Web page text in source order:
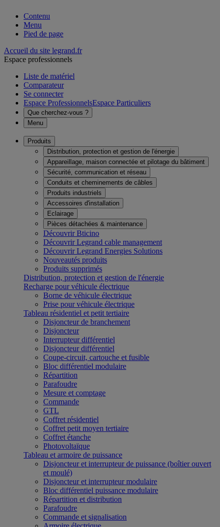
Contenu
Menu
Pied de page
Accueil du site legrand.fr
Espace professionnels
Liste de matériel
Comparateur
Se connecter
Espace ProfessionnelsEspace Particuliers
Que cherchez-vous ?
Menu
Produits
Distribution, protection et gestion de l'énergie
Appareillage, maison connectée et pilotage du bâtiment
Sécurité, communication et réseau
Conduits et cheminements de câbles
Produits industriels
Accessoires d'installation
Eclairage
Pièces détachées & maintenance
Découvrir Bticino
Découvrir Legrand cable management
Découvrir Legrand Energies Solutions
Nouveautés produits
Produits supprimés
Distribution, protection et gestion de l'énergie
Recharge pour véhicule électrique
Borne de véhicule électrique
Prise pour véhicule électrique
Tableau résidentiel et petit tertiaire
Disjoncteur de branchement
Disjoncteur
Interrupteur différentiel
Disjoncteur différentiel
Coupe-circuit, cartouche et fusible
Bloc différentiel modulaire
Répartition
Parafoudre
Mesure et comptage
Commande
GTL
Coffret résidentiel
Coffret petit moyen tertiaire
Coffret étanche
Photovoltaïque
Tableau et armoire de puissance
Disjoncteur et interrupteur de puissance (boîtier ouvert
et moulé)
Disjoncteur et interrupteur modulaire
Bloc différentiel puissance modulaire
Répartition et distribution
Parafoudre
Commande et signalisation